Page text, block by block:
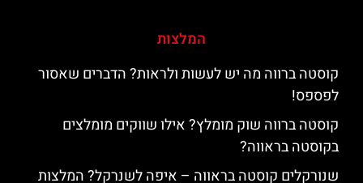
המלצות
קוסטה ברווה מה יש לעשות ולראות? הדברים שאסור
לפספס!
קוסטה ברווה שוק מומלץ? אילו שווקים מומלצים
בקוסטה בראווה?
שנורקלים קוסטה בראווה – איפה לשנרקל? המלצות